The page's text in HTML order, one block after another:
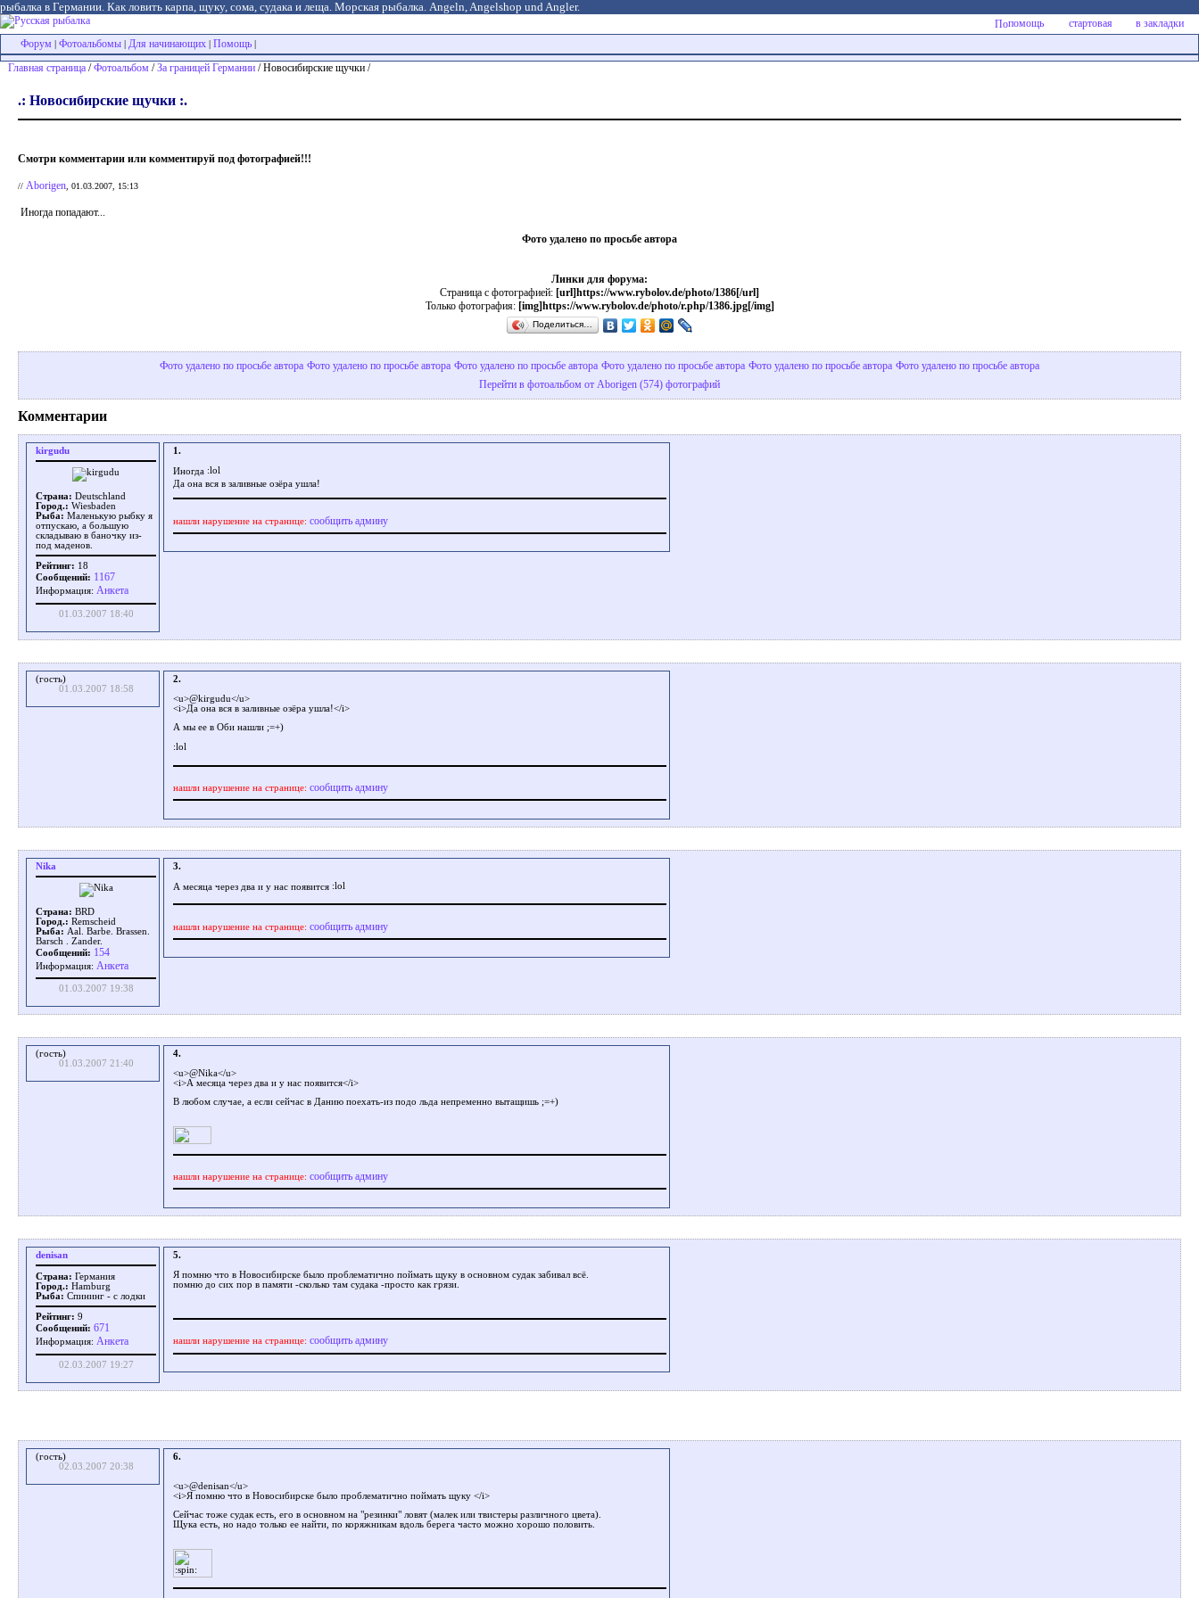
рыбалка в Германии. Как ловить карпа, щуку, сома, судака и леща. Морская рыбалка. Angeln, Angelshop und Angler.
помощь стартовая
в закладки
Форум
Фотоальбомы Для начинающих Помощь
Главная страница /Фотоальбом /За границей Германии / Новосибирские щучки /
.: Новосибирские щучки :.
Смотри комментарии или комментируй под фотографией!!!
// Aborigen , 01.03.2007, 15:13
Иногда попадают...
Фото удалено по просьбе автора
Линки для форума:
Страница с фотографией: [url]https://www.rybolov.de/photo/1386[/url]
Только фотография: [img]https://www.rybolov.de/photo/r.php/1386.jpg[/img]
Поделиться…
Фото удалено по просьбе автора Фото удалено по просьбе автора Фото удалено по просьбе автора Фото удалено по просьбе автора Фото удалено по просьбе автора Фото удалено по просьбе автора
Перейти в фотоальбом от Aborigen (574) фотографий
Комментарии
kirgudu
Страна: Deutschland
Город.: Wiesbaden
Рыба: Маленькую рыбку я
отпускаю, а большую
складываю в баночку из-
под маденов.
Рейтинг: 18
Сообщений: 1167
Информация: Aнкета
01.03.2007 18:40
1.
Иногда
Да она вся в заливные озёра ушла!
нашли нарушение на странице: сообщить админу
(гость)
01.03.2007 18:58
2.
<u>@kirgudu</u>
<i>Да она вся в заливные озёра ушла!</i>
А мы ее в Оби нашли ;=+)
нашли нарушение на странице: сообщить админу
Nika
Страна: BRD
Город.: Remscheid
Рыба: Aal. Barbe. Brassen.
Barsch . Zander.
Сообщений: 154
Информация: Aнкета
01.03.2007 19:38
3.
А месяца через два и у нас появится
нашли нарушение на странице: сообщить админу
(гость)
01.03.2007 21:40
4.
<u>@Nika</u>
<i>А месяца через два и у нас появится</i>
В любом случае, а если сейчас в Данию поехать-из подо льда непременно вытащишь ;=+)
нашли нарушение на странице: сообщить админу
denisan
Страна: Германия
Город.: Hamburg
Рыба: Спининг - с лодки
Рейтинг: 9
Сообщений: 671
Информация: Aнкета
02.03.2007 19:27
5.
Я помню что в Новосибирске было проблематично поймать щуку в основном судак забивал всё.
помню до сих пор в памяти -сколько там судака -просто как грязи.
нашли нарушение на странице: сообщить админу
(гость)
02.03.2007 20:38
6.
<u>@denisan</u>
<i>Я помню что в Новосибирске было проблематично поймать щуку </i>
Сейчас тоже судак есть, его в основном на "резинки" ловят (малек или твистеры различного цвета).
Щука есть, но надо только ее найти, по коряжникам вдоль берега часто можно хорошо половить.